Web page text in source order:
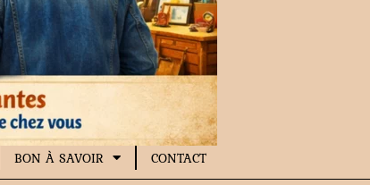
BON À SAVOIR CONTACT